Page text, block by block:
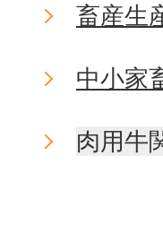
畜産生
中小家
肉用牛